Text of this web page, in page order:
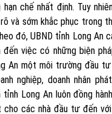
chế nhất định. Tuy
và sớm khắc phục trong
đó, UBND tỉnh Long An
đến việc có những biện
An một môi trường đầu tư
nghiệp, doanh nhân
tỉnh Long An luôn đồng
cho các nhà đầu tư đến